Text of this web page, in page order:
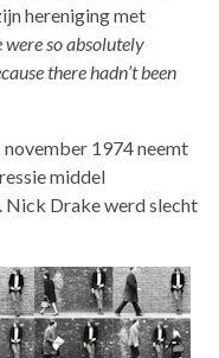
hereniging met
were so absolutely
there hadn’t been
1974 neemt
middel
Nick Drake werd slecht